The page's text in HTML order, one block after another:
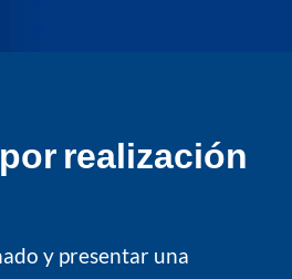
realización
y presentar una